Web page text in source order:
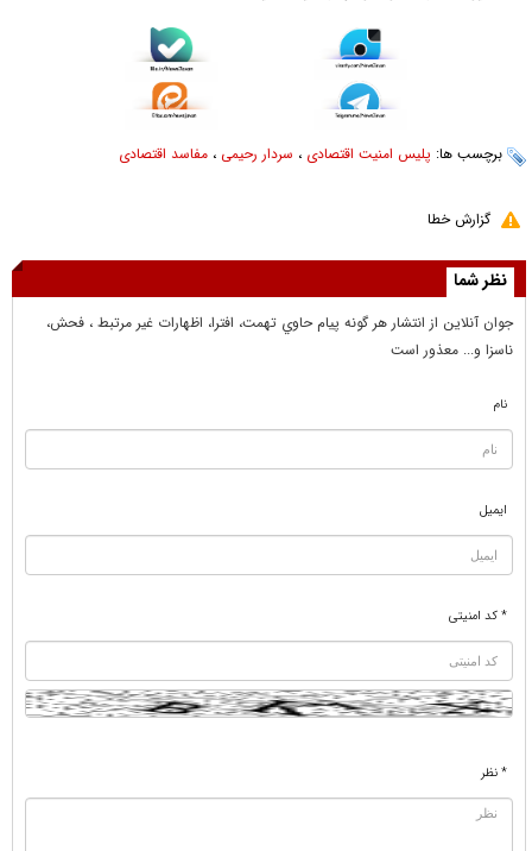
برچسب ها: پلیس امنیت اقتصادی ، سردار رحیمی ، مفاسد اقتصادی
گزارش خطا
نظر شما
جوان آنلاين از انتشار هر گونه پيام حاوي تهمت، افترا، اظهارات غير مرتبط ، فحش،
ناسزا و... معذور است
نام
ایمیل
* کد امنیتی
* نظر